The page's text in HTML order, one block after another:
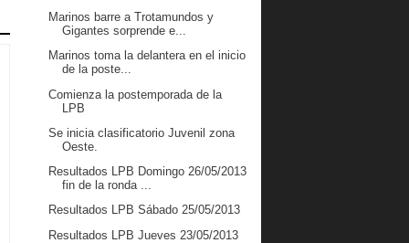
Marinos barre a Trotamundos y
Gigantes sorprende e...
Marinos toma la delantera en el inicio
de la poste...
Comienza la postemporada de la
LPB
Se inicia clasificatorio Juvenil zona
Oeste.
Resultados LPB Domingo 26/05/2013
fin de la ronda ...
Resultados LPB Sábado 25/05/2013
Resultados LPB Jueves 23/05/2013